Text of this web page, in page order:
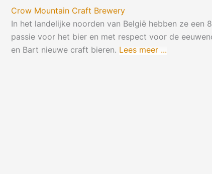
Crow Mountain Craft Brewery
In het landelijke noorden van België hebben ze
passie voor het bier en met respect voor de
en Bart nieuwe craft bieren. Lees meer ...